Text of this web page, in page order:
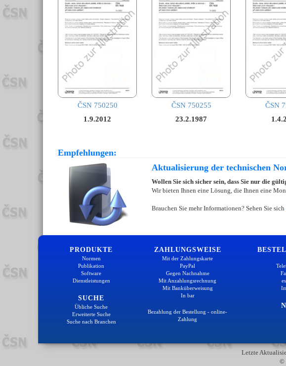
ČSN 750250
1.9.2012
ČSN 750255
23.2.1987
ČSN
Empfehlungen:
Aktualisierung der technischen
Wollen Sie sich sicher sein, dass Sie nur die
Wir bieten Ihnen eine Lösung, die Ihnen eine
Brauchen Sie mehr Informationen? Sehen Sie sich
PRODUKTE
Normen
Publikation
Software
Dienstleistungen
SUCHE
Übliche Suche
Erweiterte Suche
Suche nach Branchen
ZAHLUNGSWEISE
Mit der Zahlungskarte
PayPal
Gegen Nachnahme
Mit Anzahlungsrechnung
Mit Banküberweisung
In bar
Bezahlung der Bestellung - online-
Zahlung
Letzte
©